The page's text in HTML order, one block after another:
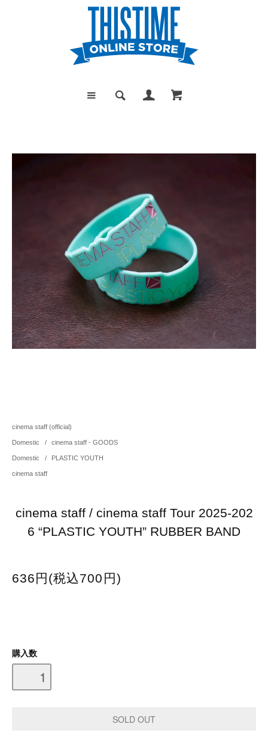
cinema staff (official)
Domestic / cinema staff - GOODS
Domestic / PLASTIC YOUTH
cinema staff
cinema staff / cinema staff Tour 2025-202
6 “PLASTIC YOUTH” RUBBER BAND
636円(税込700円)
購入数